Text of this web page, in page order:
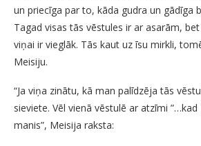
un priecīga par to, kāda gudra un gādīga
Tagad visas tās vēstules ir ar asarām,
viņai ir vieglāk. Tās kaut uz īsu mirkli,
Meisiju.
“Ja viņa zinātu, kā man palīdzēja tās
sieviete. Vēl vienā vēstulē ar atzīmi
manis”, Meisija raksta: